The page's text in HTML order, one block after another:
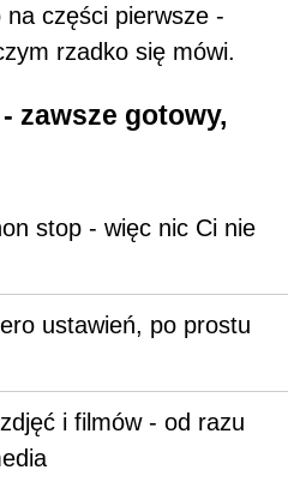
na części pierwsze -
rzadko się mówi.
zawsze gotowy,
stop - więc nic Ci nie
ustawień, po prostu
i filmów - od razu